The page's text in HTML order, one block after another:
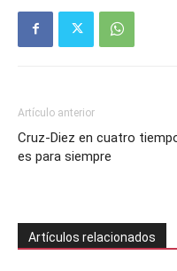
Artículo anterior
Cruz-Diez en cuatro
es para siempre
Artículos relacionados